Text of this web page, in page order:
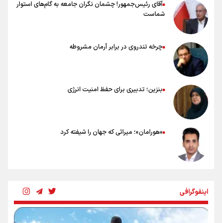
آقای رئیس‌جمهور! چشمان نگران جامعه به گام‌های استوار
شماست
چرخه تندروی در برابر آرمان مشروطه
بنزین؛ تدبیری برای حفظ امنیت انرژی
«هورامان»؛ میراثی که جهان را شیفته کرد
رسانه ملی و حق مردم برای شنیدن صدای رئیس‌جمهوری
اینفوگرافی